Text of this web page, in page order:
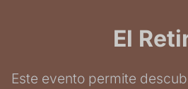
El
Este evento permite